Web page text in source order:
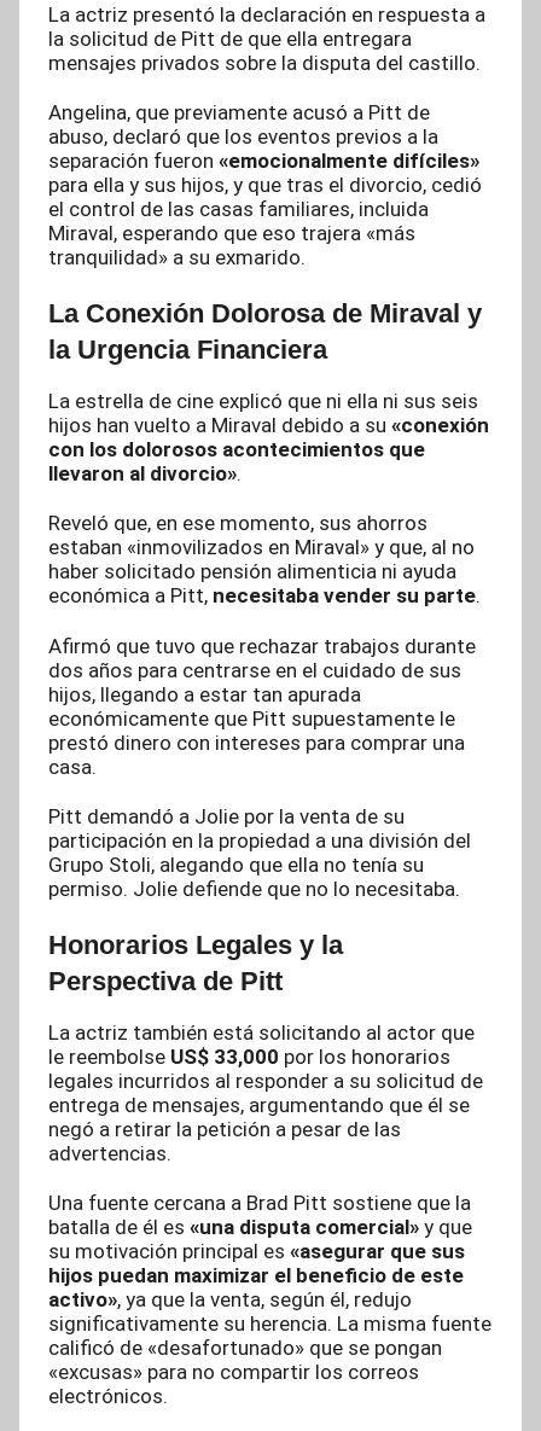
La actriz presentó la declaración en respuesta a
la solicitud de Pitt de que ella entregara
mensajes privados sobre la disputa del castillo.
Angelina, que previamente acusó a Pitt de
abuso, declaró que los eventos previos a la
separación fueron «emocionalmente difíciles»
para ella y sus hijos, y que tras el divorcio, cedió
el control de las casas familiares, incluida
Miraval, esperando que eso trajera «más
tranquilidad» a su exmarido.
La Conexión Dolorosa de Miraval y
la Urgencia Financiera
La estrella de cine explicó que ni ella ni sus seis
hijos han vuelto a Miraval debido a su «conexión
con los dolorosos acontecimientos que
llevaron al divorcio».
Reveló que, en ese momento, sus ahorros
estaban «inmovilizados en Miraval» y que, al no
haber solicitado pensión alimenticia ni ayuda
económica a Pitt, necesitaba vender su parte.
Afirmó que tuvo que rechazar trabajos durante
dos años para centrarse en el cuidado de sus
hijos, llegando a estar tan apurada
económicamente que Pitt supuestamente le
prestó dinero con intereses para comprar una
casa.
Pitt demandó a Jolie por la venta de su
participación en la propiedad a una división del
Grupo Stoli, alegando que ella no tenía su
permiso. Jolie defiende que no lo necesitaba.
Honorarios Legales y la
Perspectiva de Pitt
La actriz también está solicitando al actor que
le reembolse US$ 33,000 por los honorarios
legales incurridos al responder a su solicitud de
entrega de mensajes, argumentando que él se
negó a retirar la petición a pesar de las
advertencias.
Una fuente cercana a Brad Pitt sostiene que la
batalla de él es «una disputa comercial» y que
su motivación principal es «asegurar que sus
hijos puedan maximizar el beneficio de este
activo», ya que la venta, según él, redujo
significativamente su herencia. La misma fuente
calificó de «desafortunado» que se pongan
«excusas» para no compartir los correos
electrónicos.